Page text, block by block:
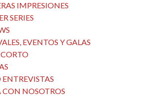
IMPRESIONES
SERIES
EVENTOS Y GALAS
NOSOTROS